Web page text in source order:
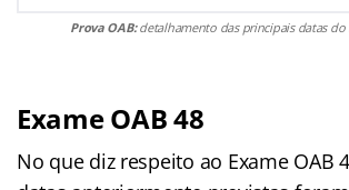
Prova OAB:detalhamento das principais datas do
Exame OAB 48
No que diz respeito ao Exame OAB